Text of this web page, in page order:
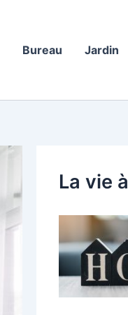
Bureau Jardin
La vie